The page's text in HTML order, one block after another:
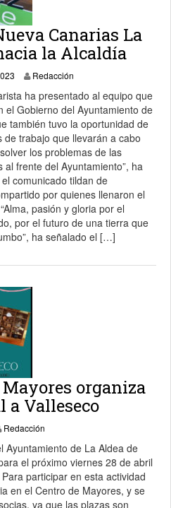
Canarias La
la Alcaldía
24 mayo, 2023
Redacción
ha presentado al equipo que
el Gobierno del Ayuntamiento de
también tuvo la oportunidad de
trabajo que llevarán a cabo
los problemas de las
frente del Ayuntamiento”, ha
comunicado tildan de
por quienes llenaron el
pasión y gloria por el
por el futuro de una tierra que
ha señalado el […]
organiza
Valleseco
2023
Redacción
Ayuntamiento de La Aldea de
el próximo viernes 28 de abril
participar en esta actividad
en el Centro de Mayores, y se
ya que las plazas son